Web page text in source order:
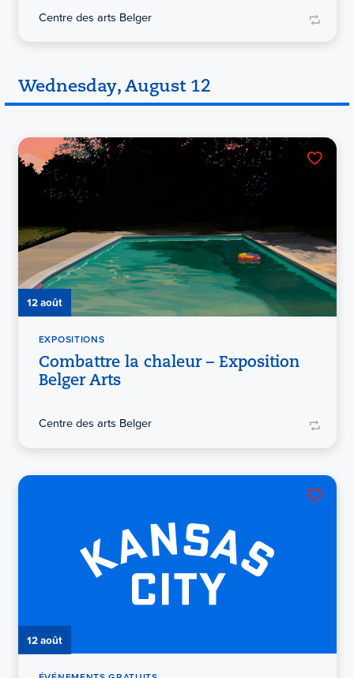
Centre des arts Belger
Wednesday, August 12
12 août
EXPOSITIONS
Combattre la chaleur – Exposition
Belger Arts
Centre des arts Belger
12 août